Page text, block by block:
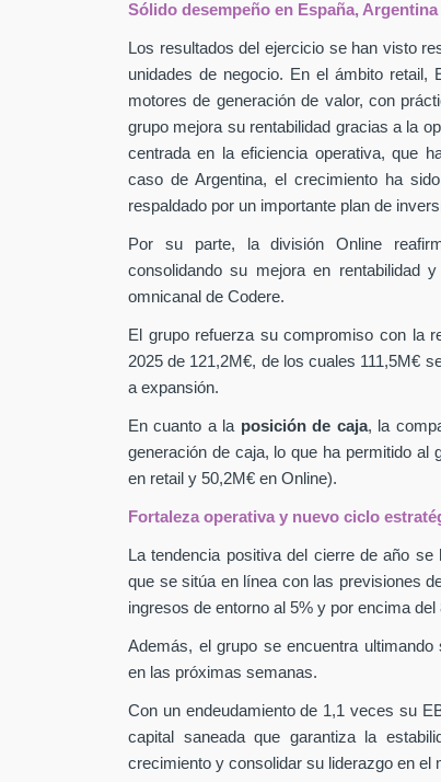
Sólido desempeño en España,
Los resultados del ejercicio se han visto
unidades de negocio. En el ámbito retail,
motores de generación de valor, con
grupo mejora su rentabilidad gracias a la
centrada en la eficiencia operativa, que
caso de Argentina, el crecimiento ha
respaldado por un importante plan de
Por su parte, la división Online
consolidando su mejora en rentabilidad
omnicanal de Codere.
El grupo refuerza su compromiso con la
2025 de 121,2M€, de los cuales 111,5M€
a expansión.
En cuanto a la posición de caja, la
generación de caja, lo que ha permitido al
en retail y 50,2M€ en Online).
Fortaleza operativa y nuevo ciclo
La tendencia positiva del cierre de año
que se sitúa en línea con las previsiones
ingresos de entorno al 5% y por encima
Además, el grupo se encuentra
en las próximas semanas.
Con un endeudamiento de 1,1 veces su
capital saneada que garantiza la
crecimiento y consolidar su liderazgo en el